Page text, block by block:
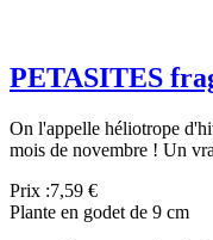
PETASITES
On l'appelle héliotrope
mois de novembre ! Un
Prix :7,59 €
Plante en godet de 9 cm